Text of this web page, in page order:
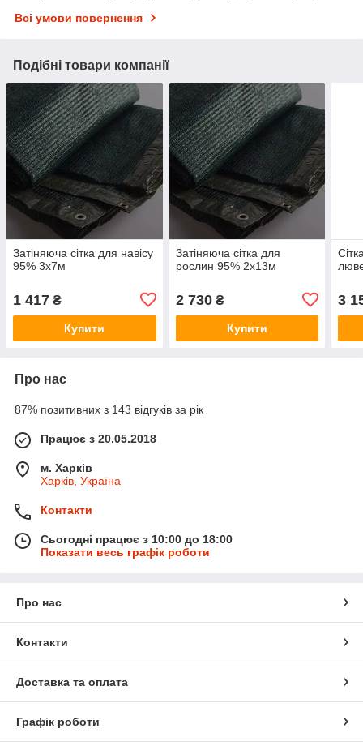
Всі умови повернення
Подібні товари компанії
Затіняюча сітка для навісу
95% 3х7м
1 417 ₴
Купити
Затіняюча сітка для
рослин 95% 2х13м
2 730₴
Купити
3
Про нас
87% позитивних з 143 відгуків за рік
Працює з 20.05.2018
м. Харків
Харків, Україна
Контакти
Сьогодні працює з 10:00 до 18:00
Показати весь графік роботи
Про нас
Контакти
Доставка та оплата
Графік роботи